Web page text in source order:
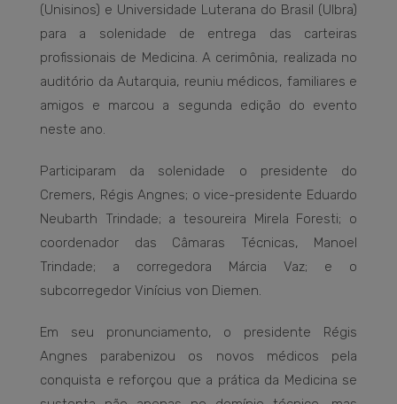
(Unisinos) e Universidade Luterana do Brasil (Ulbra)
para a solenidade de entrega das carteiras
profissionais de Medicina. A cerimônia, realizada no
auditório da Autarquia, reuniu médicos, familiares e
amigos e marcou a segunda edição do evento
neste ano.
Participaram da solenidade o presidente do
Cremers, Régis Angnes; o vice-presidente Eduardo
Neubarth Trindade; a tesoureira Mirela Foresti; o
coordenador das Câmaras Técnicas, Manoel
Trindade; a corregedora Márcia Vaz; e o
subcorregedor Vinícius von Diemen.
Em seu pronunciamento, o presidente Régis
Angnes parabenizou os novos médicos pela
conquista e reforçou que a prática da Medicina se